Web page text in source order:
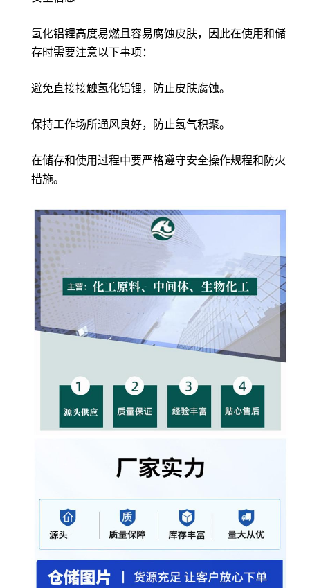
氢化铝锂高度易燃且容易腐蚀皮肤，因此在使用和储
存时需要注意以下事项：
避免直接接触氢化铝锂，防止皮肤腐蚀。
保持工作场所通风良好，防止氢气积聚。
在储存和使用过程中要严格遵守安全操作规程和防火
措施。